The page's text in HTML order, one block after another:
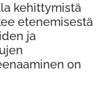
kehittymistä
etenemisestä
ja
on